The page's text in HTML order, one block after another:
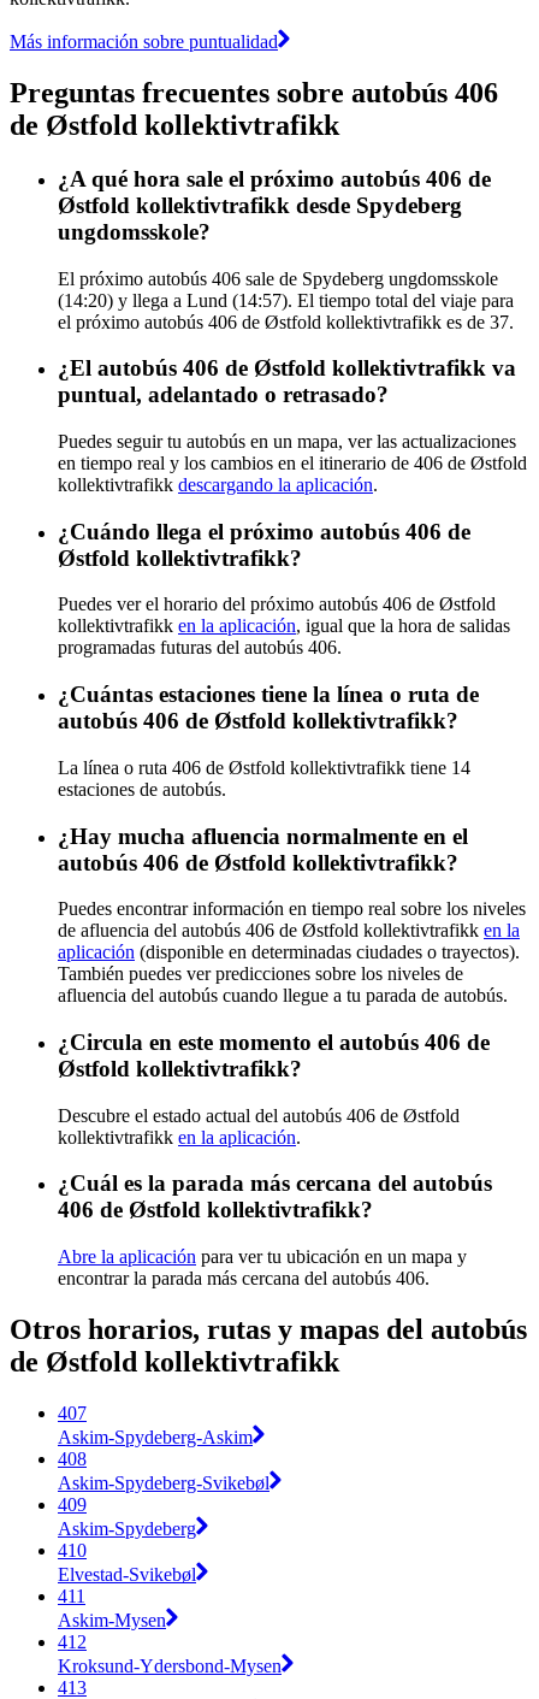
Más información sobre puntualidad
Preguntas frecuentes sobre autobús 406
de Østfold kollektivtrafikk
¿A qué hora sale el próximo autobús 406 de
Østfold kollektivtrafikk desde Spydeberg
ungdomsskole?
El próximo autobús 406 sale de Spydeberg ungdomsskole
(14:20) y llega a Lund (14:57). El tiempo total del viaje para
el próximo autobús 406 de Østfold kollektivtrafikk es de 37.
¿El autobús 406 de Østfold kollektivtrafikk va
puntual, adelantado o retrasado?
Puedes seguir tu autobús en un mapa, ver las actualizaciones
en tiempo real y los cambios en el itinerario de 406 de Østfold
kollektivtrafikk descargando la aplicación.
¿Cuándo llega el próximo autobús 406 de
Østfold kollektivtrafikk?
Puedes ver el horario del próximo autobús 406 de Østfold
kollektivtrafikk en la aplicación, igual que la hora de salidas
programadas futuras del autobús 406.
¿Cuántas estaciones tiene la línea o ruta de
autobús 406 de Østfold kollektivtrafikk?
La línea o ruta 406 de Østfold kollektivtrafikk tiene 14
estaciones de autobús.
¿Hay mucha afluencia normalmente en el
autobús 406 de Østfold kollektivtrafikk?
Puedes encontrar información en tiempo real sobre los niveles
de afluencia del autobús 406 de Østfold kollektivtrafikk en la
aplicación (disponible en determinadas ciudades o trayectos).
También puedes ver predicciones sobre los niveles de
afluencia del autobús cuando llegue a tu parada de autobús.
¿Circula en este momento el autobús 406 de
Østfold kollektivtrafikk?
Descubre el estado actual del autobús 406 de Østfold
kollektivtrafikk en la aplicación.
¿Cuál es la parada más cercana del autobús
406 de Østfold kollektivtrafikk?
Abre la aplicación para ver tu ubicación en un mapa y
encontrar la parada más cercana del autobús 406.
Otros horarios, rutas y mapas del autobús
de Østfold kollektivtrafikk
407
Askim-Spydeberg-Askim
408
Askim-Spydeberg-Svikebøl
409
Askim-Spydeberg
410
Elvestad-Svikebøl
411
Askim-Mysen
412
Kroksund-Ydersbond-Mysen
413